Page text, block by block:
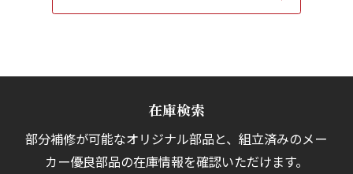
在庫検索
部分補修が可能なオリジナル部品と、組立済みのメー
カー優良部品の在庫情報を確認いただけます。